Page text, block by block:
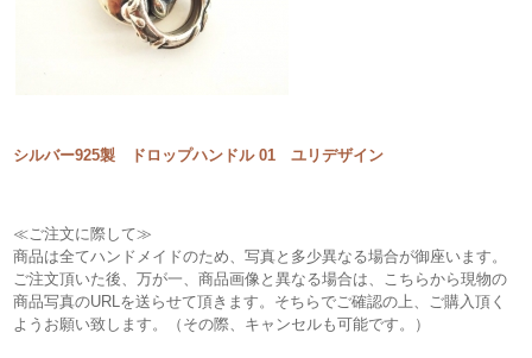
シルバー925製 ドロップハンドル 01 ユリデザイン
≪ご注文に際して≫
商品は全てハンドメイドのため、写真と多少異なる場合が御座います。
ご注文頂いた後、万が一、商品画像と異なる場合は、こちらから現物の
商品写真のURLを送らせて頂きます。そちらでご確認の上、ご購入頂く
ようお願い致します。（その際、キャンセルも可能です。）